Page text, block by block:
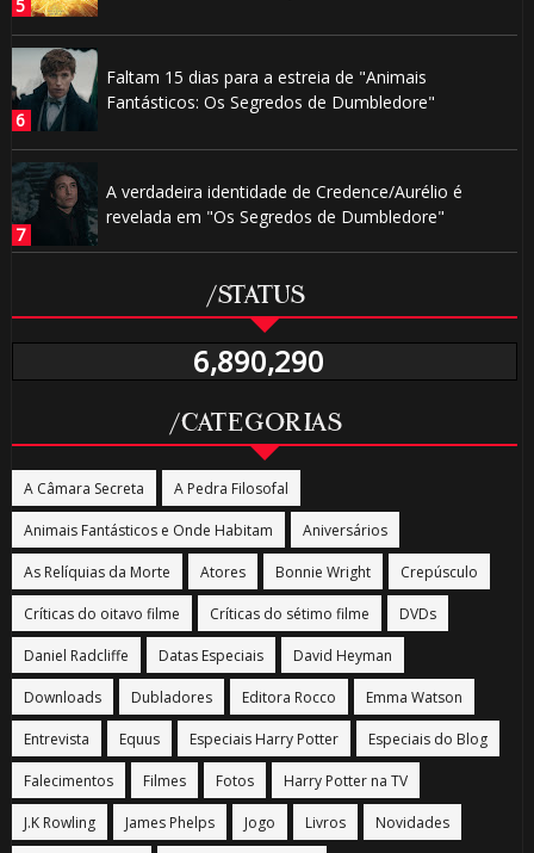
Faltam 15 dias para a estreia de "Animais
Fantásticos: Os Segredos de Dumbledore"
A verdadeira identidade de Credence/Aurélio é
revelada em "Os Segredos de Dumbledore"
/STATUS
6,890,290
/CATEGORIAS
A Câmara Secreta A Pedra Filosofal
Animais Fantásticos e Onde Habitam Aniversários
As Relíquias da Morte Atores Bonnie Wright Crepúsculo
Críticas do oitavo filme Críticas do sétimo filme DVDs
Daniel Radcliffe Datas Especiais David Heyman
Downloads Dubladores Editora Rocco Emma Watson
Entrevista Equus Especiais Harry Potter Especiais do Blog
Falecimentos Filmes Fotos Harry Potter na TV
J.K Rowling James Phelps Jogo Livros Novidades